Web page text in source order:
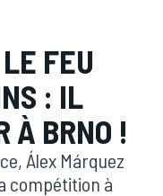
FEU
: IL
À BRNO !
Álex Márquez
compétition à